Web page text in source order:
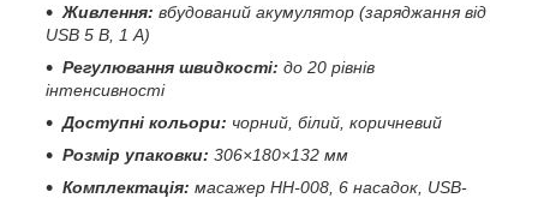
Живлення: вбудований акумулятор (заряджання від
USB 5 В, 1 A)
Регулювання швидкості: до 20 рівнів
інтенсивності
Доступні кольори: чорний, білий, коричневий
Розмір упаковки: 306×180×132 мм
Комплектація: масажер HH-008, 6 насадок, USB-